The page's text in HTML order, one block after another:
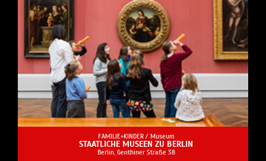
FAMILIE+KINDER / Museum
STAATLICHE MUSEEN ZU BERLIN
Berlin, Genthiner Straße 38